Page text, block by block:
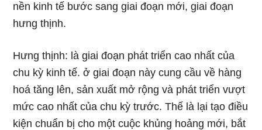
nền kinh tế bước sang giai đoạn mới, giai đoạn
hưng thịnh.
Hưng thịnh: là giai đoạn phát triển cao nhất của
chu kỳ kinh tế. ở giai đoạn này cung cầu về hàng
hoá tăng lên, sản xuất mở rộng và phát triển vượt
mức cao nhất của chu kỳ trước. Thế là lại tạo điều
kiện chuẩn bị cho một cuộc khủng hoảng mới, bắt